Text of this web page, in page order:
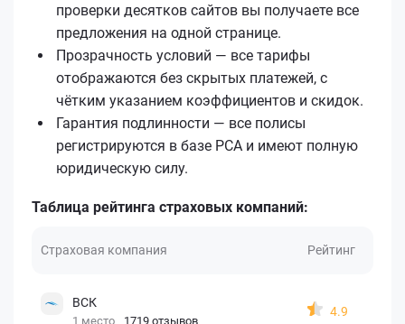
проверки десятков сайтов вы получаете все
предложения на одной странице.
Прозрачность условий — все тарифы
отображаются без скрытых платежей, с
чётким указанием коэффициентов и скидок.
Гарантия подлинности — все полисы
регистрируются в базе РСА и имеют полную
юридическую силу.
Таблица рейтинга страховых компаний:
Страховая компания Рейтинг
ВСК
1 место 1719 отзывов
4.9